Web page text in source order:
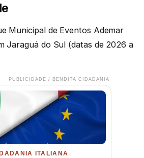
Municipal de Eventos Ademar
Jaraguá do Sul (datas de 2026 a
PUBLICIDADE / BENDITA CIDADANIA
ITALIANA